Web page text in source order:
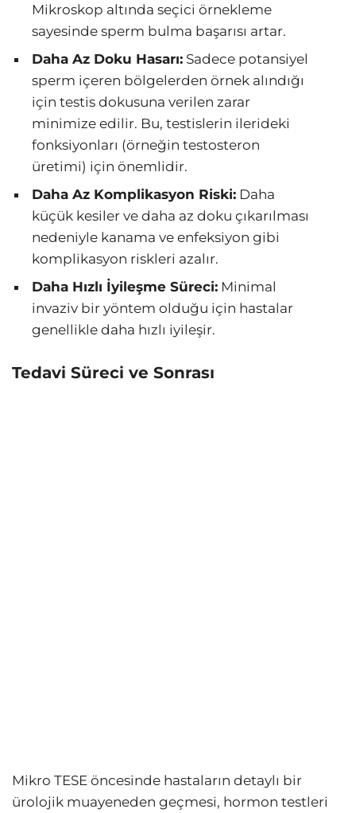
Mikroskop altında seçici örnekleme
sayesinde sperm bulma başarısı artar.
Daha Az Doku Hasarı: Sadece potansiyel
sperm içeren bölgelerden örnek alındığı
için testis dokusuna verilen zarar
minimize edilir. Bu, testislerin ilerideki
fonksiyonları (örneğin testosteron
üretimi) için önemlidir.
Daha Az Komplikasyon Riski: Daha
küçük kesiler ve daha az doku çıkarılması
nedeniyle kanama ve enfeksiyon gibi
komplikasyon riskleri azalır.
Daha Hızlı İyileşme Süreci: Minimal
invaziv bir yöntem olduğu için hastalar
genellikle daha hızlı iyileşir.
Tedavi Süreci ve Sonrası
Mikro TESE öncesinde hastaların detaylı bir
ürolojik muayeneden geçmesi, hormon testleri